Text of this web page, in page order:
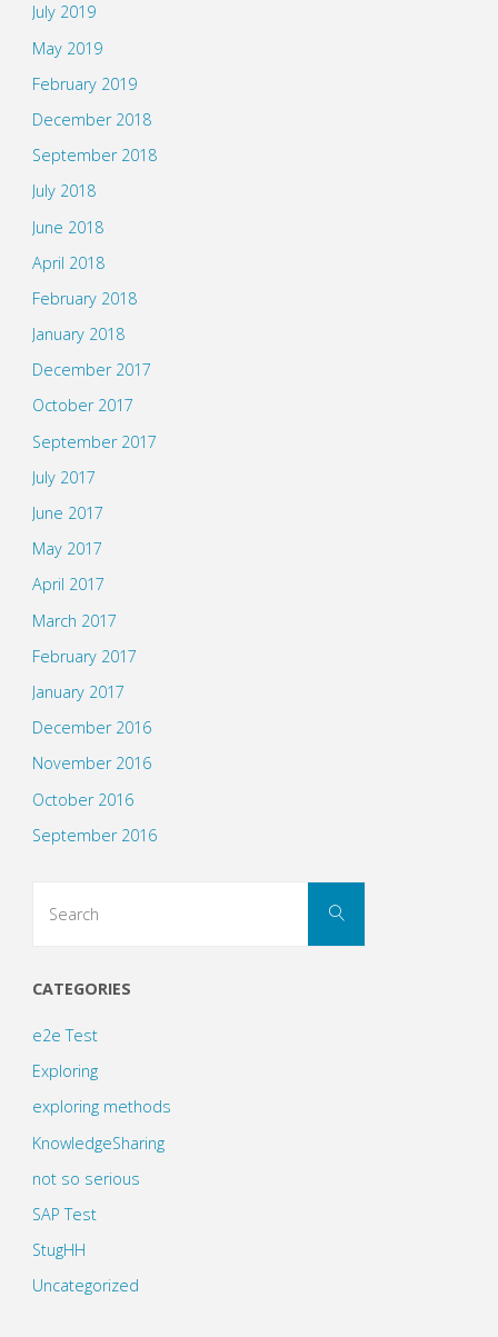
July 2019
May 2019
February 2019
December 2018
September 2018
July 2018
June 2018
April 2018
February 2018
January 2018
December 2017
October 2017
September 2017
July 2017
June 2017
May 2017
April 2017
March 2017
February 2017
January 2017
December 2016
November 2016
October 2016
September 2016
Search
CATEGORIES
e2e Test
Exploring
exploring methods
KnowledgeSharing
not so serious
SAP Test
StugHH
Uncategorized